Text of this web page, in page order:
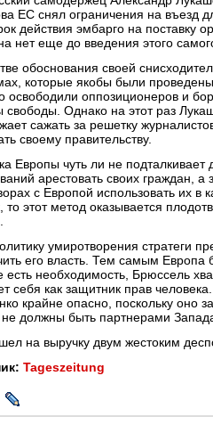
ЕС снял ограничения на въезд
действия эмбарго на поставку
нет еще до введения этого
обоснования своей
которые якобы были проведены
освободили оппозиционеров и
Однако на этот раз
сажать за решетку
своему правительству.
Европы чуть ли не
арестовать своих граждан,
с Европой использовать их в
то этот метод оказывается
умиротворения стратеги
его власть. Тем самым Европа
есть необходимость, Брюссель
себя как защитник прав
крайне опасно, поскольку оно
должны быть партнерами
на выручку двум жестоким
Tageszeitung